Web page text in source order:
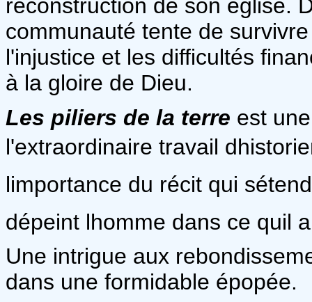
reconstruction de son église.
communauté tente de
l'injustice et les difficultés
à la gloire de Dieu.
Les piliers de la terre est
l'extraordinaire travail
limportance du récit qui
dépeint lhomme dans ce
Une intrigue aux
dans une formidable épopée.